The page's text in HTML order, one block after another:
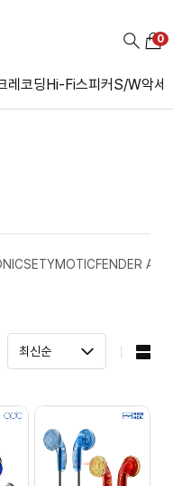
레코딩Hi-Fi스피커S/W악세
0
ETYMOTICFENDER